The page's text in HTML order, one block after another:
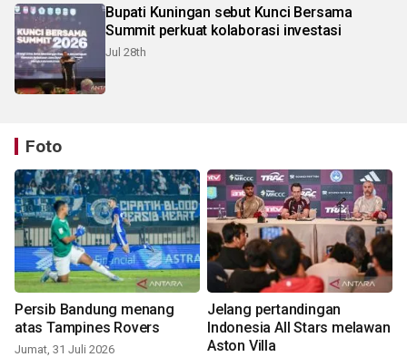
Bupati Kuningan sebut Kunci Bersama
Summit perkuat kolaborasi investasi
Jul 28th
Foto
Persib Bandung menang
atas Tampines Rovers
Jumat, 31 Juli 2026
Jelang pertandingan
Indonesia All Stars melawan
Aston Villa